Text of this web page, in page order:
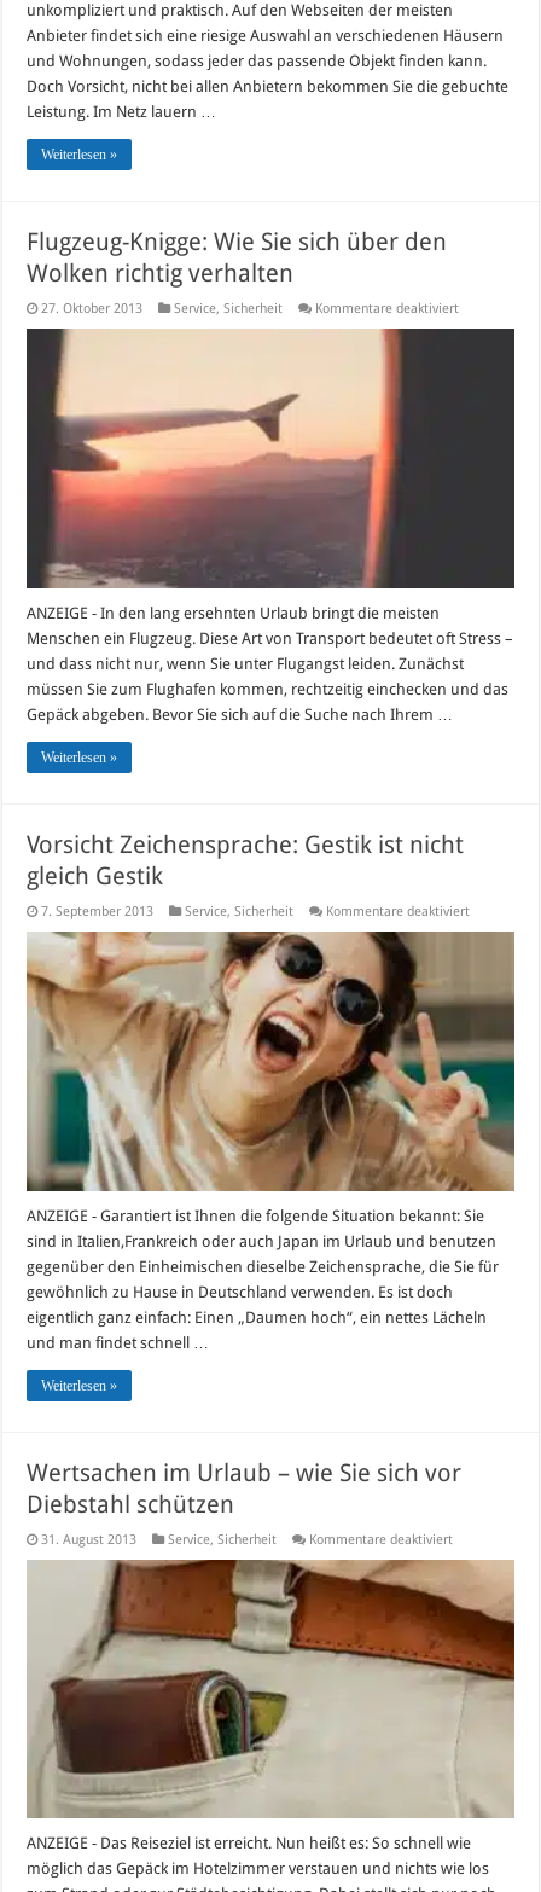
unkompliziert und praktisch. Auf den Webseiten der meisten
Anbieter findet sich eine riesige Auswahl an verschiedenen Häusern
und Wohnungen, sodass jeder das passende Objekt finden kann.
Doch Vorsicht, nicht bei allen Anbietern bekommen Sie die gebuchte
Leistung. Im Netz lauern …
Weiterlesen »
Flugzeug-Knigge: Wie Sie sich über den
Wolken richtig verhalten
27. Oktober 2013 Service,Sicherheit Kommentare deaktiviertfür
ANZEIGE - In den lang ersehnten Urlaub bringt die meisten
Menschen ein Flugzeug. Diese Art von Transport bedeutet oft Stress –
und dass nicht nur, wenn Sie unter Flugangst leiden. Zunächst
müssen Sie zum Flughafen kommen, rechtzeitig einchecken und das
Gepäck abgeben. Bevor Sie sich auf die Suche nach Ihrem …
Weiterlesen »
Vorsicht Zeichensprache: Gestik ist nicht
gleich Gestik
7. September 2013 Service,Sicherheit Kommentare deaktiviertfür
gleich
ANZEIGE - Garantiert ist Ihnen die folgende Situation bekannt: Sie
sind in Italien,Frankreich oder auch Japan im Urlaub und benutzen
gegenüber den Einheimischen dieselbe Zeichensprache, die Sie für
gewöhnlich zu Hause in Deutschland verwenden. Es ist doch
eigentlich ganz einfach: Einen „Daumen hoch“, ein nettes Lächeln
und man findet schnell …
Weiterlesen »
Wertsachen im Urlaub – wie Sie sich vor
Diebstahl schützen
31. August 2013 Service,Sicherheit Kommentare deaktiviertfür
–
sich
vor
Diebstahl
schützen
ANZEIGE - Das Reiseziel ist erreicht. Nun heißt es: So schnell wie
möglich das Gepäck im Hotelzimmer verstauen und nichts wie los